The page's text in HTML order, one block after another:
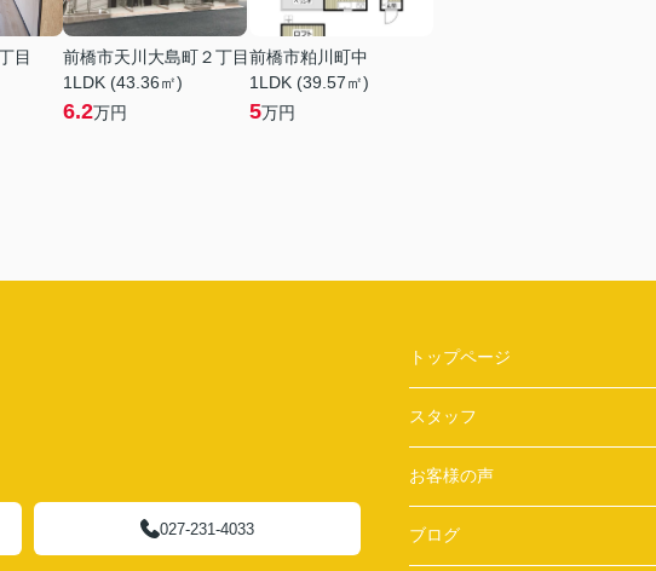
目
前橋市天川大島町２丁目
1LDK (43.36㎡)
6.2万円
前橋市粕川町中
1LDK (39.57㎡)
5万円
027-231-4033
トップページ
スタッフ
お客様の声
ブログ